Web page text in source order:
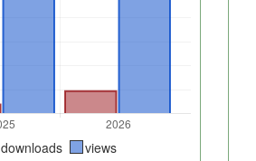
downloads views